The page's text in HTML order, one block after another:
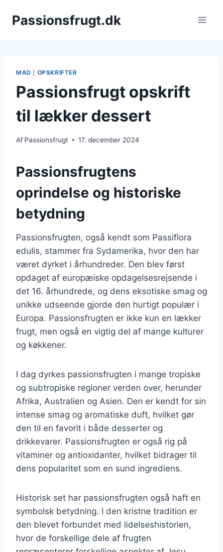
Passionsfrugt.dk
MAD OPSKRIFTER
Passionsfrugt opskrift
til lækker dessert
Af Passionsfrugt 17. december 2024
Passionsfrugtens
oprindelse og historiske
betydning
Passionsfrugten, også kendt som Passiflora
edulis, stammer fra Sydamerika, hvor den har
været dyrket i århundreder. Den blev først
opdaget af europæiske opdagelsesrejsende i
det 16. århundrede, og dens eksotiske smag og
unikke udseende gjorde den hurtigt populær i
Europa. Passionsfrugten er ikke kun en lækker
frugt, men også en vigtig del af mange kulturer
og køkkener.
I dag dyrkes passionsfrugten i mange tropiske
og subtropiske regioner verden over, herunder
Afrika, Australien og Asien. Den er kendt for sin
intense smag og aromatiske duft, hvilket gør
den til en favorit i både desserter og
drikkevarer. Passionsfrugten er også rig på
vitaminer og antioxidanter, hvilket bidrager til
dens popularitet som en sund ingrediens.
Historisk set har passionsfrugten også haft en
symbolsk betydning. I den kristne tradition er
den blevet forbundet med lidelseshistorien,
hvor de forskellige dele af frugten